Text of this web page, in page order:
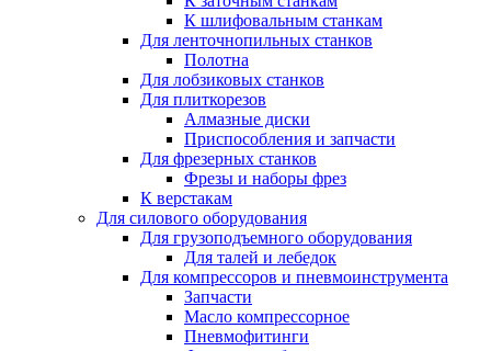
К шлифовальным станкам
Для ленточнопильных станков
Полотна
Для лобзиковых станков
Для плиткорезов
Алмазные диски
Приспособления и запчасти
Для фрезерных станков
Фрезы и наборы фрез
К верстакам
Для силового оборудования
Для грузоподъемного оборудования
Для талей и лебедок
Для компрессоров и пневмоинструмента
Запчасти
Масло компрессорное
Пневмофитинги